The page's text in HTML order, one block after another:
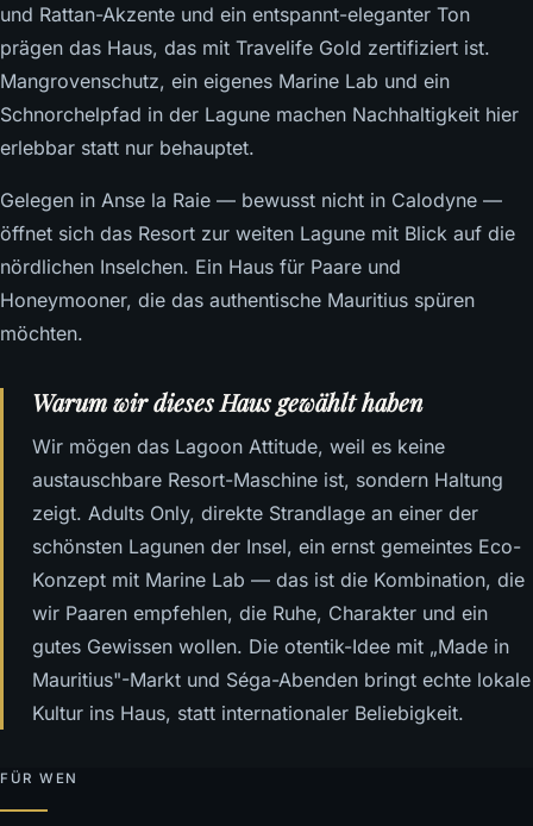
und Rattan-Akzente und ein entspannt-eleganter Ton
prägen das Haus, das mit Travelife Gold zertifiziert ist.
Mangrovenschutz, ein eigenes Marine Lab und ein
Schnorchelpfad in der Lagune machen Nachhaltigkeit hier
erlebbar statt nur behauptet.
Gelegen in Anse la Raie — bewusst nicht in Calodyne —
öffnet sich das Resort zur weiten Lagune mit Blick auf die
nördlichen Inselchen. Ein Haus für Paare und
Honeymooner, die das authentische Mauritius spüren
möchten.
Warum wir dieses Haus gewählt haben
Wir mögen das Lagoon Attitude, weil es keine
austauschbare Resort-Maschine ist, sondern Haltung
zeigt. Adults Only, direkte Strandlage an einer der
schönsten Lagunen der Insel, ein ernst gemeintes Eco-
Konzept mit Marine Lab — das ist die Kombination, die
wir Paaren empfehlen, die Ruhe, Charakter und ein
gutes Gewissen wollen. Die otentik-Idee mit „Made in
Mauritius"-Markt und Séga-Abenden bringt echte lokale
Kultur ins Haus, statt internationaler Beliebigkeit.
FÜR WEN